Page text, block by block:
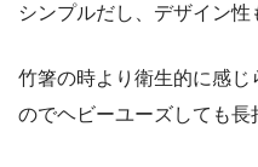
シンプルだし、デザイン
竹箸の時より衛生的に感
のでヘビーユーズしても長